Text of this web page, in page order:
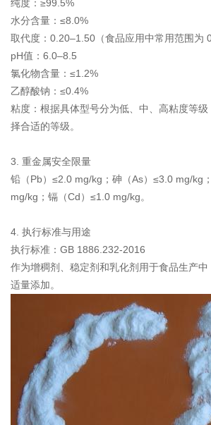
纯度：≥99.5%
水分含量：≤8.0%
取代度：0.20–1.50（食品应用中常用范围为
pH值：6.0–8.5
氯化物含量：≤1.2%
乙醇酸钠：≤0.4%
粘度：根据具体型号分为低、中、高粘度等
择合适的等级。
3. 重金属安全限量
铅（Pb）≤2.0 mg/kg；砷（As）≤3.0 mg/kg
mg/kg；镉（Cd）≤1.0 mg/kg。
4. 执行标准与用途
执行标准：GB 1886.232-2016
作为增稠剂、稳定剂和乳化剂用于食品生产
适量添加。